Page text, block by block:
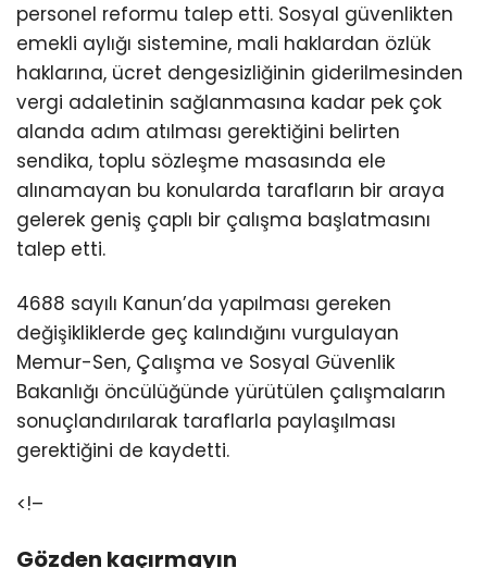
personel reformu talep etti. Sosyal güvenlikten
emekli aylığı sistemine, mali haklardan özlük
haklarına, ücret dengesizliğinin giderilmesinden
vergi adaletinin sağlanmasına kadar pek çok
alanda adım atılması gerektiğini belirten
sendika, toplu sözleşme masasında ele
alınamayan bu konularda tarafların bir araya
gelerek geniş çaplı bir çalışma başlatmasını
talep etti.
4688 sayılı Kanun’da yapılması gereken
değişikliklerde geç kalındığını vurgulayan
Memur-Sen, Çalışma ve Sosyal Güvenlik
Bakanlığı öncülüğünde yürütülen çalışmaların
sonuçlandırılarak taraflarla paylaşılması
gerektiğini de kaydetti.
<!–
Gözden kaçırmayın